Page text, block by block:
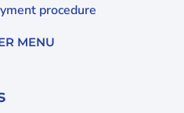
procedure
MENU